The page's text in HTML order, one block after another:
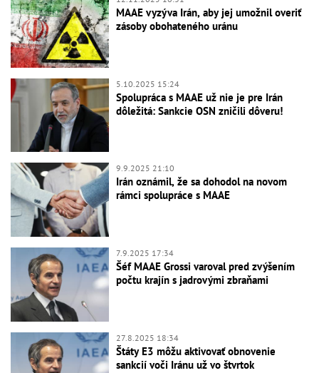
MAAE vyzýva Irán, aby jej umožnil overiť
zásoby obohateného uránu
5.10.2025 15:24
Spolupráca s MAAE už nie je pre Irán
dôležitá: Sankcie OSN zničili dôveru!
9.9.2025 21:10
Irán oznámil, že sa dohodol na novom
rámci spolupráce s MAAE
7.9.2025 17:34
Šéf MAAE Grossi varoval pred zvýšením
počtu krajín s jadrovými zbraňami
27.8.2025 18:34
Štáty E3 môžu aktivovať obnovenie
sankcií voči Iránu už vo štvrtok